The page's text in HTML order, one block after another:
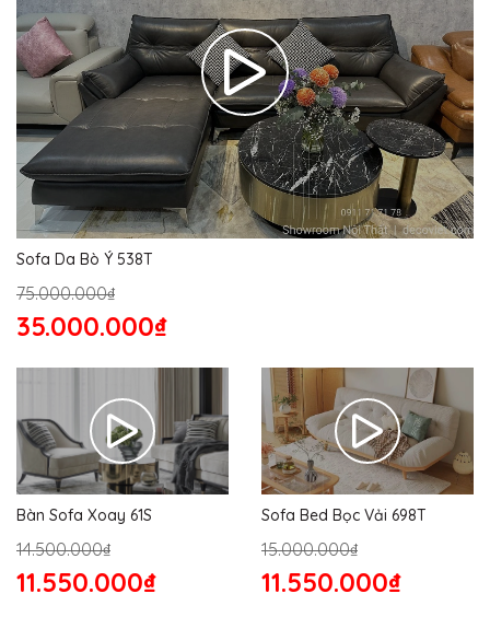
Sofa Da Bò Ý 538T
75.000.000₫
35.000.000₫
Bàn Sofa Xoay 61S
14.500.000₫
11.550.000₫
Sofa Bed Bọc Vải 698T
15.000.000₫
11.550.000₫